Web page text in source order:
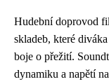
Hudební doprovod
skladeb, které
boje o přežití.
dynamiku a napětí